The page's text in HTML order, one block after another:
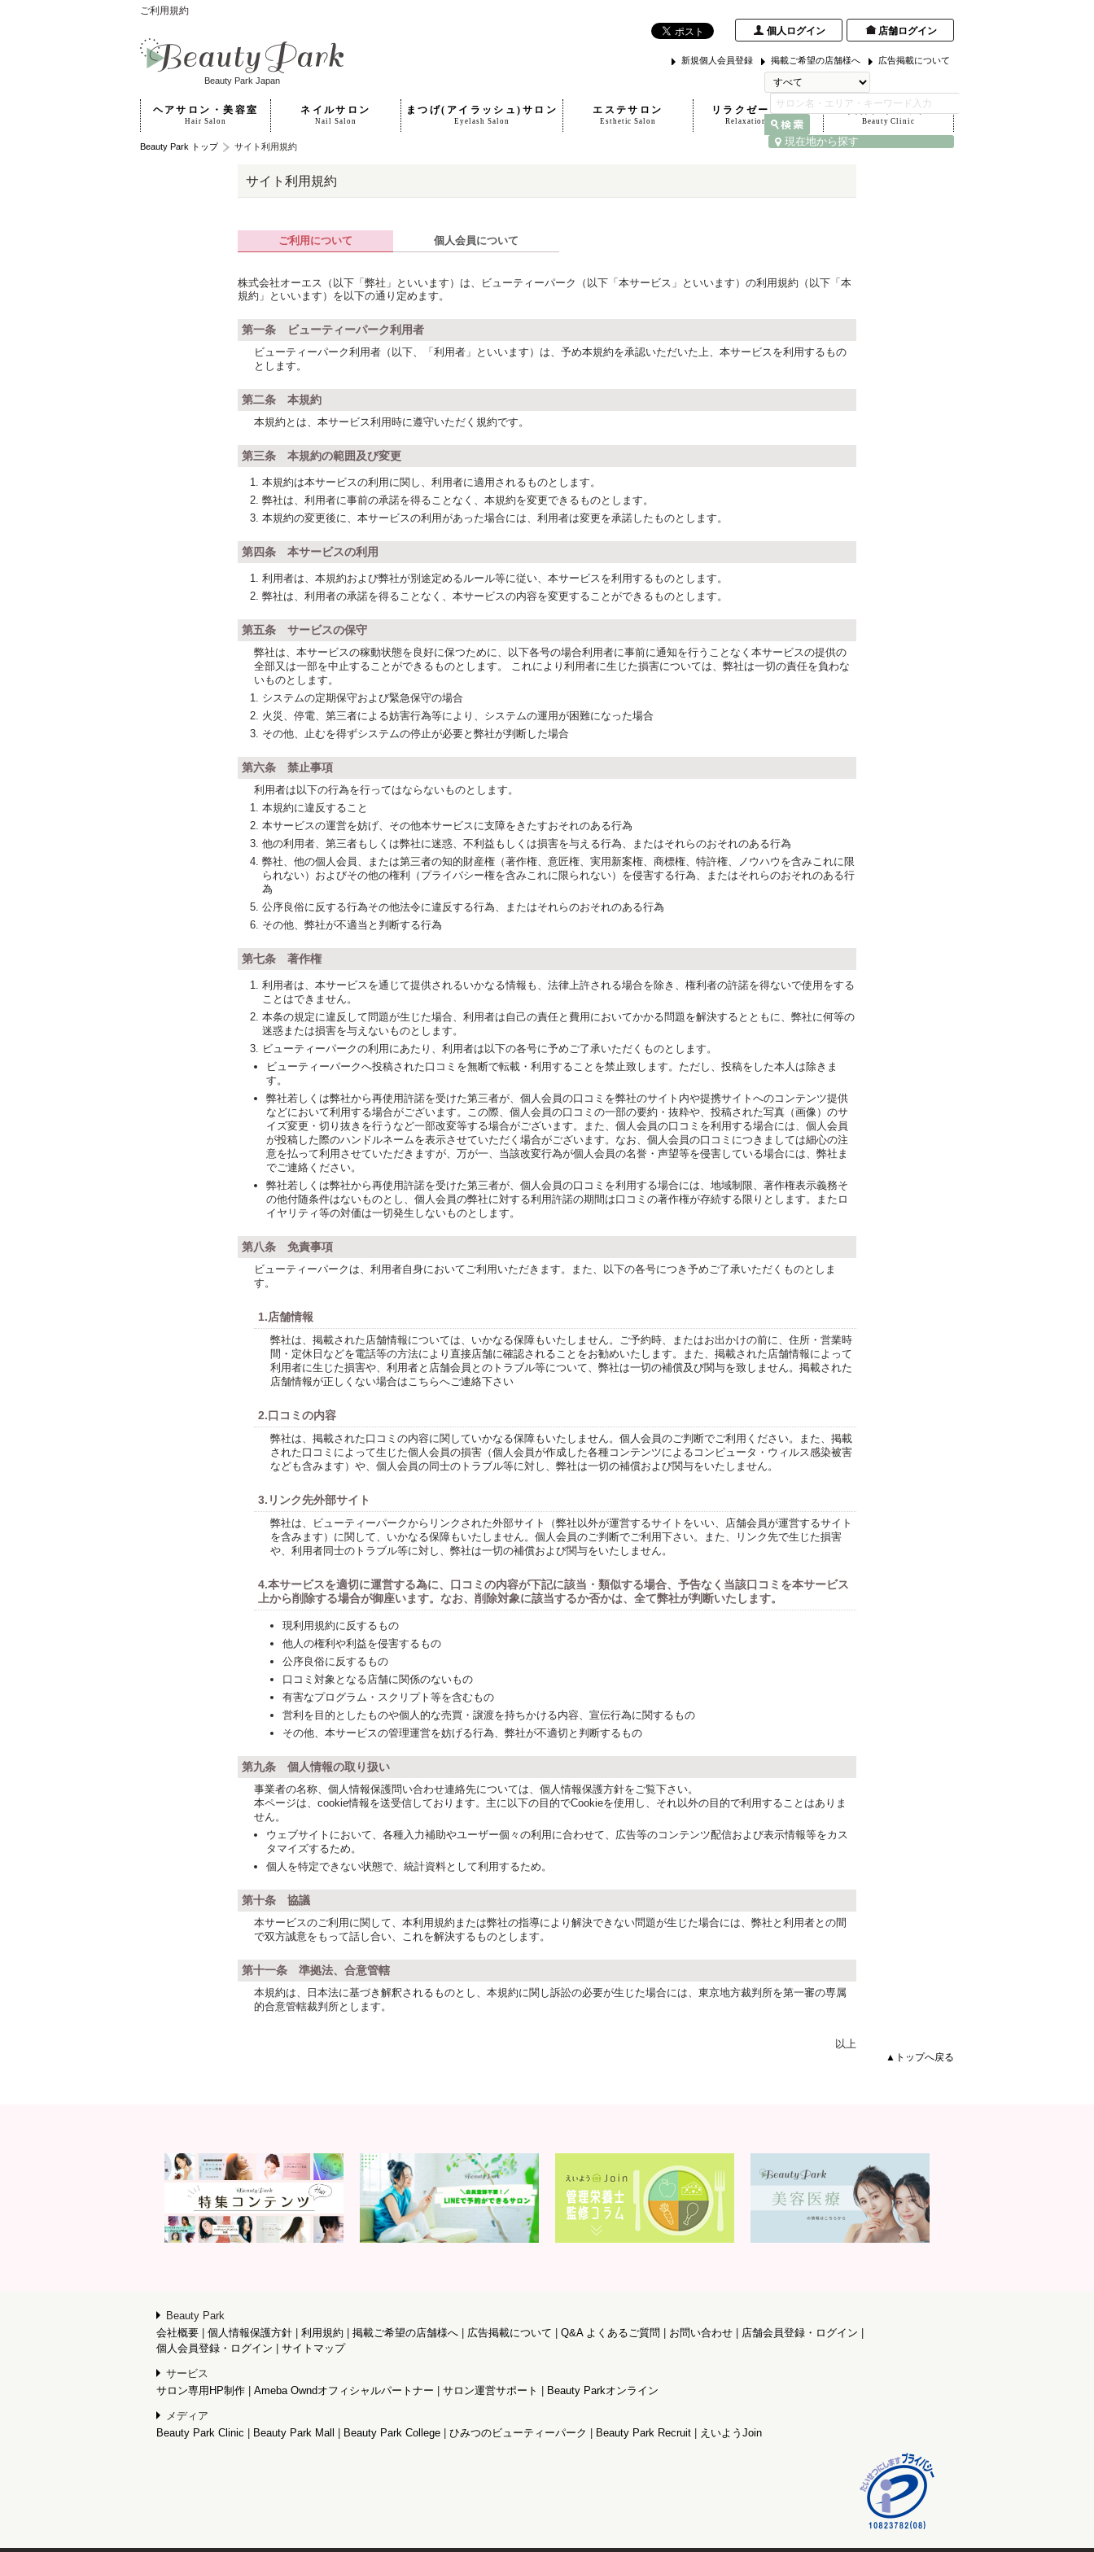
ご利用規約
Beauty Park Japan
個人ログイン 店舗ログイン
広告掲載について
掲載ご希望の店舗様へ
新規個人会員登録
現在地から探す
ヘアサロン・美容室
Hair Salon
ネイルサロン
Nail Salon
まつげ(アイラッシュ)サロン
Eyelash Salon
エステサロン
Esthetic Salon
リラクゼーション
Relaxation Salon
美容クリニック
Beauty Clinic
Beauty Park トップ サイト利用規約
サイト利用規約
ご利用について 個人会員について
株式会社オーエス（以下「弊社」といいます）は、ビューティーパーク（以下「本サービス」といいます）の利用規約（以下「本
規約」といいます）を以下の通り定めます。
第一条 ビューティーパーク利用者
ビューティーパーク利用者（以下、「利用者」といいます）は、予め本規約を承認いただいた上、本サービスを利用するもの
とします。
第二条 本規約
本規約とは、本サービス利用時に遵守いただく規約です。
第三条 本規約の範囲及び変更
本規約は本サービスの利用に関し、利用者に適用されるものとします。
弊社は、利用者に事前の承諾を得ることなく、本規約を変更できるものとします。
本規約の変更後に、本サービスの利用があった場合には、利用者は変更を承諾したものとします。
第四条 本サービスの利用
利用者は、本規約および弊社が別途定めるルール等に従い、本サービスを利用するものとします。
弊社は、利用者の承諾を得ることなく、本サービスの内容を変更することができるものとします。
第五条 サービスの保守
弊社は、本サービスの稼動状態を良好に保つために、以下各号の場合利用者に事前に通知を行うことなく本サービスの提供の
全部又は一部を中止することができるものとします。 これにより利用者に生じた損害については、弊社は一切の責任を負わな
いものとします。
システムの定期保守および緊急保守の場合
火災、停電、第三者による妨害行為等により、システムの運用が困難になった場合
その他、止むを得ずシステムの停止が必要と弊社が判断した場合
第六条 禁止事項
利用者は以下の行為を行ってはならないものとします。
本規約に違反すること
本サービスの運営を妨げ、その他本サービスに支障をきたすおそれのある行為
他の利用者、第三者もしくは弊社に迷惑、不利益もしくは損害を与える行為、またはそれらのおそれのある行為
弊社、他の個人会員、または第三者の知的財産権（著作権、意匠権、実用新案権、商標権、特許権、ノウハウを含みこれに限
られない）およびその他の権利（プライバシー権を含みこれに限られない）を侵害する行為、またはそれらのおそれのある行
為
公序良俗に反する行為その他法令に違反する行為、またはそれらのおそれのある行為
その他、弊社が不適当と判断する行為
第七条 著作権
利用者は、本サービスを通じて提供されるいかなる情報も、法律上許される場合を除き、権利者の許諾を得ないで使用をする
ことはできません。
本条の規定に違反して問題が生じた場合、利用者は自己の責任と費用においてかかる問題を解決するとともに、弊社に何等の
迷惑または損害を与えないものとします。
ビューティーパークの利用にあたり、利用者は以下の各号に予めご了承いただくものとします。
ビューティーパークへ投稿された口コミを無断で転載・利用することを禁止致します。ただし、投稿をした本人は除きま
す。
弊社若しくは弊社から再使用許諾を受けた第三者が、個人会員の口コミを弊社のサイト内や提携サイトへのコンテンツ提供
などにおいて利用する場合がございます。この際、個人会員の口コミの一部の要約・抜粋や、投稿された写真（画像）のサ
イズ変更・切り抜きを行うなど一部改変等する場合がございます。また、個人会員の口コミを利用する場合には、個人会員
が投稿した際のハンドルネームを表示させていただく場合がございます。なお、個人会員の口コミにつきましては細心の注
意を払って利用させていただきますが、万が一、当該改変行為が個人会員の名誉・声望等を侵害している場合には、弊社ま
でご連絡ください。
弊社若しくは弊社から再使用許諾を受けた第三者が、個人会員の口コミを利用する場合には、地域制限、著作権表示義務そ
の他付随条件はないものとし、個人会員の弊社に対する利用許諾の期間は口コミの著作権が存続する限りとします。またロ
イヤリティ等の対価は一切発生しないものとします。
第八条 免責事項
ビューティーパークは、利用者自身においてご利用いただきます。また、以下の各号につき予めご了承いただくものとしま
す。
1.店舗情報
弊社は、掲載された店舗情報については、いかなる保障もいたしません。ご予約時、またはお出かけの前に、住所・営業時
間・定休日などを電話等の方法により直接店舗に確認されることをお勧めいたします。また、掲載された店舗情報によって
利用者に生じた損害や、利用者と店舗会員とのトラブル等について、弊社は一切の補償及び関与を致しません。掲載された
店舗情報が正しくない場合はこちらへご連絡下さい
2.口コミの内容
弊社は、掲載された口コミの内容に関していかなる保障もいたしません。個人会員のご判断でご利用ください。また、掲載
された口コミによって生じた個人会員の損害（個人会員が作成した各種コンテンツによるコンピュータ・ウィルス感染被害
なども含みます）や、個人会員の同士のトラブル等に対し、弊社は一切の補償および関与をいたしません。
3.リンク先外部サイト
弊社は、ビューティーパークからリンクされた外部サイト（弊社以外が運営するサイトをいい、店舗会員が運営するサイト
を含みます）に関して、いかなる保障もいたしません。個人会員のご判断でご利用下さい。また、リンク先で生じた損害
や、利用者同士のトラブル等に対し、弊社は一切の補償および関与をいたしません。
4.本サービスを適切に運営する為に、口コミの内容が下記に該当・類似する場合、予告なく当該口コミを本サービス
上から削除する場合が御座います。なお、削除対象に該当するか否かは、全て弊社が判断いたします。
現利用規約に反するもの
他人の権利や利益を侵害するもの
公序良俗に反するもの
口コミ対象となる店舗に関係のないもの
有害なプログラム・スクリプト等を含むもの
営利を目的としたものや個人的な売買・譲渡を持ちかける内容、宣伝行為に関するもの
その他、本サービスの管理運営を妨げる行為、弊社が不適切と判断するもの
第九条 個人情報の取り扱い
事業者の名称、個人情報保護問い合わせ連絡先については、個人情報保護方針をご覧下さい。
本ページは、cookie情報を送受信しております。主に以下の目的でCookieを使用し、それ以外の目的で利用することはありま
せん。
ウェブサイトにおいて、各種入力補助やユーザー個々の利用に合わせて、広告等のコンテンツ配信および表示情報等をカス
タマイズするため。
個人を特定できない状態で、統計資料として利用するため。
第十条 協議
本サービスのご利用に関して、本利用規約または弊社の指導により解決できない問題が生じた場合には、弊社と利用者との間
で双方誠意をもって話し合い、これを解決するものとします。
第十一条 準拠法、合意管轄
本規約は、日本法に基づき解釈されるものとし、本規約に関し訴訟の必要が生じた場合には、東京地方裁判所を第一審の専属
的合意管轄裁判所とします。
以上
▲トップへ戻る
Beauty Park
会社概要
個人情報保護方針 利用規約 掲載ご希望の店舗様へ 広告掲載について Q&A よくあるご質問 お問い合わせ
店舗会員登録・ログイン
個人会員登録・ログイン
サイトマップ
サービス
サロン専用HP制作
Ameba Owndオフィシャルパートナー サロン運営サポート Beauty Parkオンライン
メディア
Beauty Park Clinic
Beauty Park Mall Beauty Park College ひみつのビューティーパーク Beauty Park Recruit えいようJoin